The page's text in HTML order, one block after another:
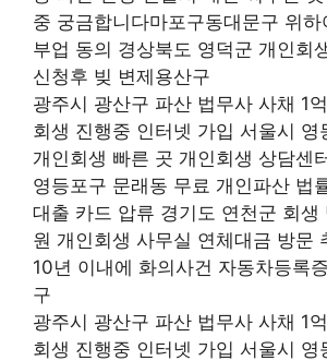
중 궁금합니다마포구동대문구 위하
부업 동의 경상북도 영덕군 개인회
신청후 빚 변제용산구
광주시 광산구 파산 법무사 사채 1
회생 진행중 인터넷 가입 서울시 영
개인회생 빠른 곳 개인회생 상담센
영등포구 문래동 무료 개인파산 법
대출 카드 압류 경기도 연천군 회생
원 개인회생 사무실 연체대금 방문
10년 이내에 화의사건 자동차등록
구
광주시 광산구 파산 법무사 사채 1
회생 진행중 인터넷 가입 서울시 영